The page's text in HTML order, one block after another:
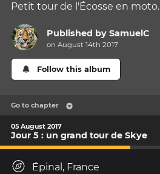
Petit tour de l'Écosse en moto.
Published bySamuelC
on August 14th 2017
Follow this album
Go to chapter
05 August 2017
Jour 5 : un grand tour de Skye
Épinal, France